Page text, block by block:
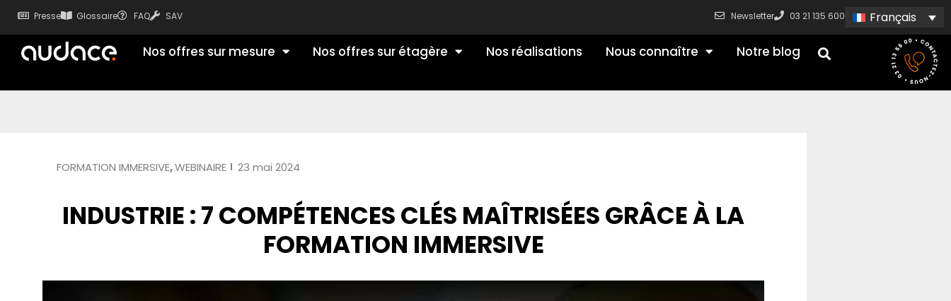
Presse Glossaire FAQ SAV Newsletter 03 21 135 600 Français
Nos offres sur mesure Nos offres sur étagère Nos réalisations Nous connaître Notre blog
FORMATION IMMERSIVE,WEBINAIRE 23 mai 2024
INDUSTRIE : 7 COMPÉTENCES CLÉS MAÎTRISÉES GRÂCE À LA
FORMATION IMMERSIVE